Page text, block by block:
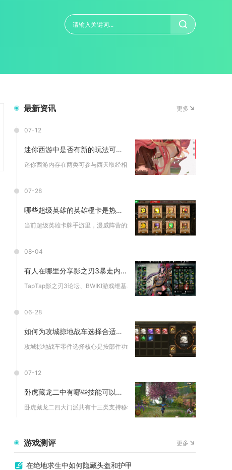
最新资讯 更多
07-12
迷你西游中是否有新的玩法可进行西天取经
迷你西游内存在两类可参与西天取经相关的全新拓展玩法，一类是原...
07-28
哪些超级英雄的英雄橙卡是热门关注的
当前超级英雄卡牌手游里，漫威阵营的浩克、钢铁侠、金刚狼，DC...
08-04
有人在哪里分享影之刃3暴走内核的获取方法
TapTap影之刃3论坛、BWIKI游戏维基、925G手游攻...
06-28
如何为攻城掠地战车选择合适的零件
攻城掠地战车零件选择核心是按部件功能匹配零件类型、优先专属与...
07-12
卧虎藏龙二中有哪些技能可以进行移动放置
卧虎藏龙二四大门派共有十三类支持移动放置释放的技能，分别是逍...
游戏测评 更多
在绝地求生中如何隐藏头盔和护甲